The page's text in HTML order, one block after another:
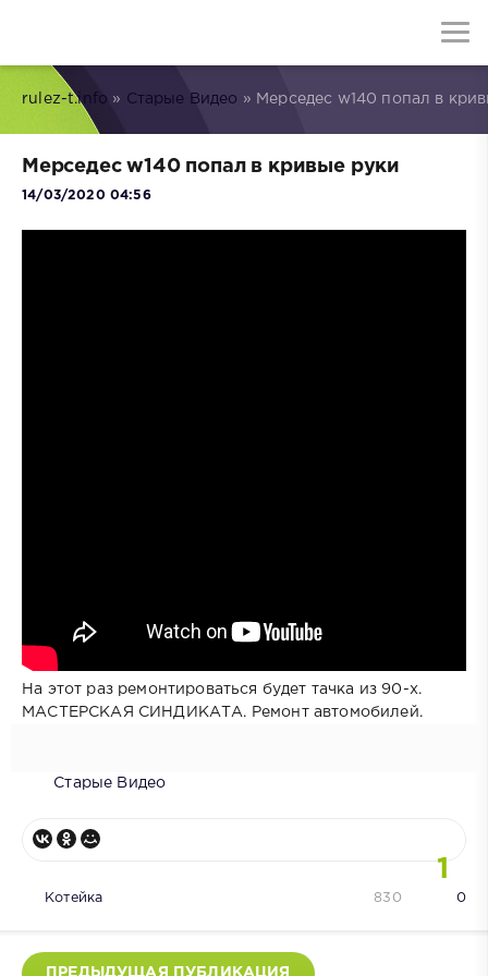
rulez-t.info » Старые Видео » Мерседес w140 попал в
Мерседес w140 попал в кривые руки
14/03/2020 04:56
На этот раз ремонтироваться будет тачка из 90-x.
МАСТЕРСКАЯ СИНДИКАТА. Ремонт автомобилей.
Старые Видео
1
Котейка 0
830
ПРЕДЫДУЩАЯ ПУБЛИКАЦИЯ